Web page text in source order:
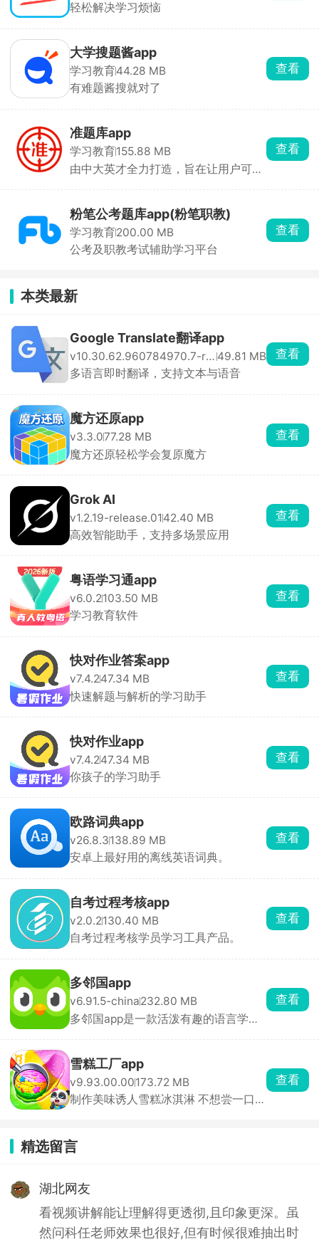
轻松解决学习烦恼
大学搜题酱app
学习教育44.28 MB
有难题酱搜就对了
查看
准题库app
学习教育155.88 MB
由中大英才全力打造，旨在让用户可随
查看
粉笔公考题库app(粉笔职教)
学习教育200.00 MB
公考及职教考试辅助学习平台
查看
本类最新
Google Translate翻译app
v10.30.62.960784970.7-release 49.81 MB
多语言即时翻译，支持文本与语音
查看
魔方还原app
v3.3.077.28 MB
魔方还原轻松学会复原魔方
查看
Grok AI
v1.2.19-release.01 42.40 MB
高效智能助手，支持多场景应用
查看
粤语学习通app
v6.0.2103.50 MB
学习教育软件
查看
快对作业答案app
v7.4.247.34 MB
快速解题与解析的学习助手
查看
快对作业app
v7.4.247.34 MB
你孩子的学习助手
查看
欧路词典app
v26.8.3138.89 MB
安卓上最好用的离线英语词典。
查看
自考过程考核app
v2.0.2130.40 MB
自考过程考核学员学习工具产品。
查看
多邻国app
v6.91.5-china232.80 MB
多邻国app是一款活泼有趣的语言学习
查看
雪糕工厂app
v9.93.00.00173.72 MB
制作美味诱人雪糕冰淇淋 不想尝一口
查看
精选留言
湖北网友
看视频讲解能让理解得更透彻,且印象更深。虽
然问科任老师效果也很好,但有时候很难抽出时